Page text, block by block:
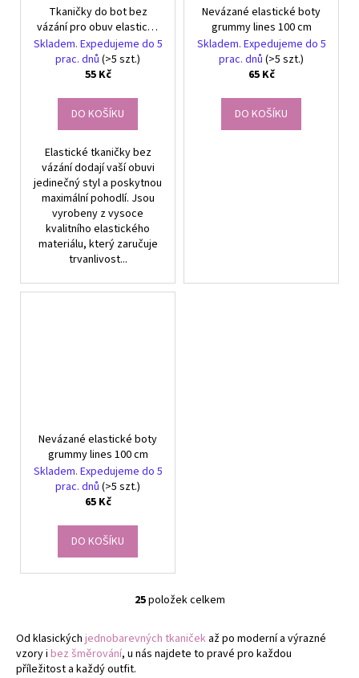
Tkaničky do bot bez
vázání pro obuv elastické
gumové tkaničky 100 cm
Skladem. Expedujeme do 5
prac. dnů (>5 szt.)
55 Kč
DO KOŠÍKU
Elastické tkaničky bez
vázání dodají vaší obuvi
jedinečný styl a poskytnou
maximální pohodlí. Jsou
vyrobeny z vysoce
kvalitního elastického
materiálu, který zaručuje
trvanlivost...
Nevázané elastické boty
grummy lines 100 cm
Skladem. Expedujeme do 5
prac. dnů (>5 szt.)
65 Kč
DO KOŠÍKU
Nevázané elastické boty
grummy lines 100 cm
Skladem. Expedujeme do 5
prac. dnů (>5 szt.)
65 Kč
DO KOŠÍKU
O
l
á
25položek celkem
Od klasických jednobarevných tkaniček až po moderní a výrazné
vzory i bez šměrování, u nás najdete to pravé pro každou
příležitost a každý outfit.